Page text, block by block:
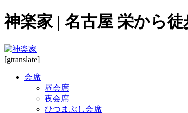
神楽家 | 名古屋 栄から
[gtranslate]
会席
昼会席
夜会席
ひつまぶし会席